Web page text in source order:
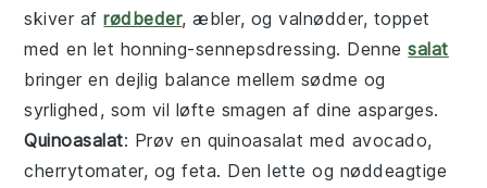
skiver afrødbeder,æbler, ogvalnødder, toppet
med en let honning-sennepsdressing. Dennesalat
bringer en dejlig balance mellem sødme og
syrlighed, som vil løfte smagen af dineasparges.
Quinoasalat: Prøv en quinoasalat med avocado,
cherrytomater, ogfeta. Den lette og nøddeagtige